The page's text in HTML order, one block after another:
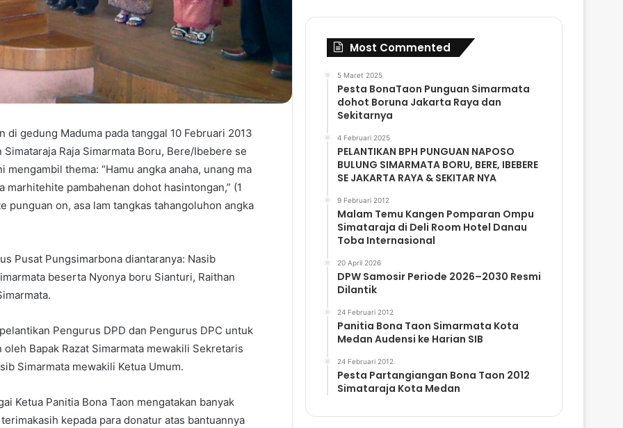
di gedung Maduma pada tanggal 10 Februari 2013
Raja Simarmata Boru, Bere/Ibebere se
thema: “Hamu angka anaha, unang ma
pambahenan dohot hasintongan,” (1
punguan on, asa lam tangkas tahangoluhon angka
Pusat Pungsimarbona diantaranya: Nasib
beserta Nyonya boru Sianturi, Raithan
Pengurus DPD dan Pengurus DPC untuk
Bapak Razat Simarmata mewakili Sekretaris
Simarmata mewakili Ketua Umum.
Ketua Panitia Bona Taon mengatakan banyak
kepada para donatur atas bantuannya
Most Commented
5 Maret 2025
Pesta BonaTaon Punguan Simarmata
dohot Boruna Jakarta Raya dan
Sekitarnya
4 Februari 2025
PELANTIKAN BPH PUNGUAN NAPOSO
BULUNG SIMARMATA BORU, BERE, IBEBERE
SE JAKARTA RAYA & SEKITAR NYA
9 Februari 2012
Malam Temu Kangen Pomparan Ompu
Simataraja di Deli Room Hotel Danau
Toba Internasional
20 April 2026
DPW Samosir Periode 2026–2030 Resmi
Dilantik
24 Februari 2012
Panitia Bona Taon Simarmata Kota
Medan Audensi ke Harian SIB
24 Februari 2012
Pesta Partangiangan Bona Taon 2012
Simataraja Kota Medan